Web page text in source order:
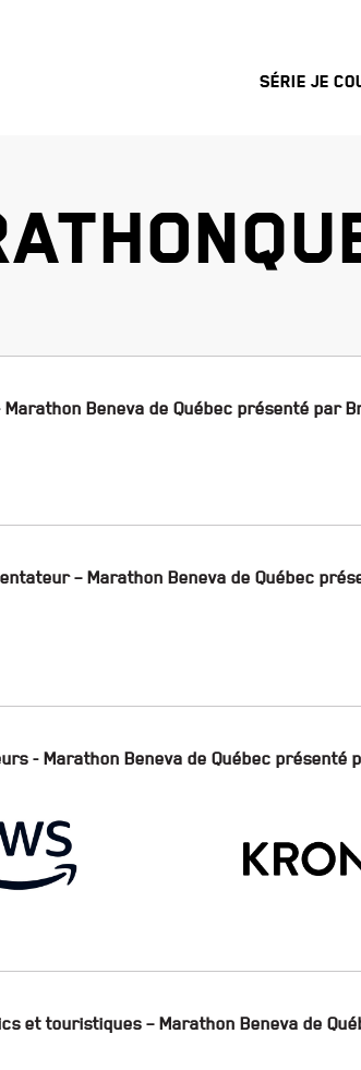
Série Je
Beneva de Québec présenté par
– Marathon Beneva de Québec
- Marathon Beneva de Québec présenté
et touristiques – Marathon Beneva de